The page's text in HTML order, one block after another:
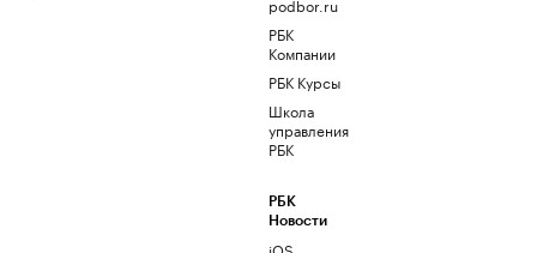
РБК
Компании
РБК Курсы
Школа
управления
РБК
РБК
Новости